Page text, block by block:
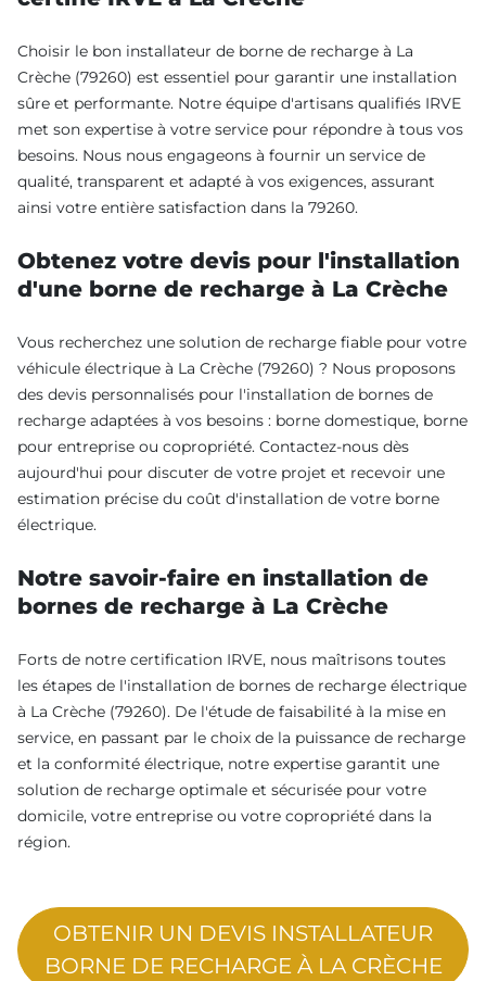
Choisir le bon installateur de borne de recharge à La
Crèche (79260) est essentiel pour garantir une installation
sûre et performante. Notre équipe d'artisans qualifiés IRVE
met son expertise à votre service pour répondre à tous vos
besoins. Nous nous engageons à fournir un service de
qualité, transparent et adapté à vos exigences, assurant
ainsi votre entière satisfaction dans la 79260.
Obtenez votre devis pour l'installation
d'une borne de recharge à La Crèche
Vous recherchez une solution de recharge fiable pour votre
véhicule électrique à La Crèche (79260) ? Nous proposons
des devis personnalisés pour l'installation de bornes de
recharge adaptées à vos besoins : borne domestique, borne
pour entreprise ou copropriété. Contactez-nous dès
aujourd'hui pour discuter de votre projet et recevoir une
estimation précise du coût d'installation de votre borne
électrique.
Notre savoir-faire en installation de
bornes de recharge à La Crèche
Forts de notre certification IRVE, nous maîtrisons toutes
les étapes de l'installation de bornes de recharge électrique
à La Crèche (79260). De l'étude de faisabilité à la mise en
service, en passant par le choix de la puissance de recharge
et la conformité électrique, notre expertise garantit une
solution de recharge optimale et sécurisée pour votre
domicile, votre entreprise ou votre copropriété dans la
région.
OBTENIR UN DEVIS INSTALLATEUR
BORNE DE RECHARGE À LA CRÈCHE